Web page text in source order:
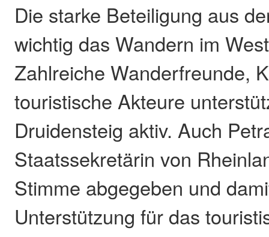
Die starke Beteiligung aus
wichtig das Wandern im
Zahlreiche Wanderfreunde,
touristische Akteure
Druidensteig aktiv. Auch
Staatssekretärin von
Stimme abgegeben und
Unterstützung für das